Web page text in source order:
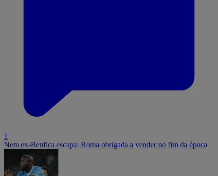
1
Nem ex-Benfica escapa: Roma obrigada a vender no fim da época